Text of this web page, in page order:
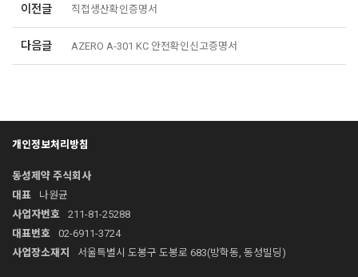
이전글 직접생산확인증명서
다음글 AZERO A-301 KC 안전확인신고증명서
개인정보처리방침
동성제약 주식회사
대표
나원균
사업자번호
211-81-25288
대표번호
02-6911-3724
사업장소재지
서울특별시 도봉구 도봉로 683(방학동, 동성빌딩)